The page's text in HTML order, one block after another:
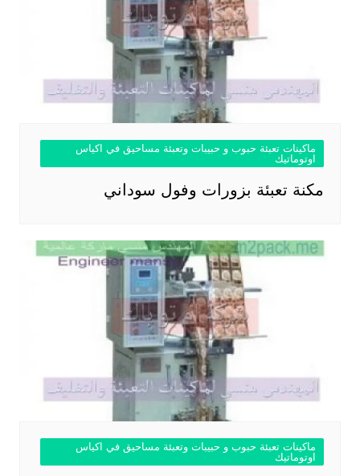
ماكينات تعبئة حبوب و حبيبات وتعبئة مساحيق في اكياس
اوتوماتيك
مكنة تعبئة بزورات وفول سوداني
ماكينات تعبئة حبوب و حبيبات وتعبئة مساحيق في اكياس
اوتوماتيك